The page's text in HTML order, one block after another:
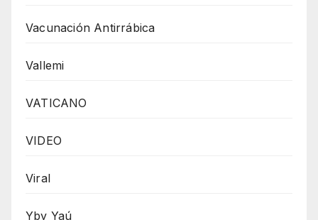
Vacunación Antirrábica
Vallemi
VATICANO
VIDEO
Viral
Yby Yaú